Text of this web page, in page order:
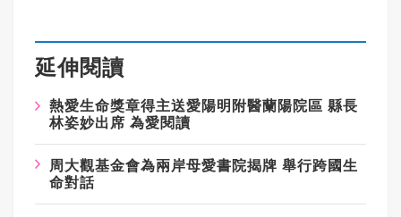
延伸閱讀
熱愛生命獎章得主送愛陽明附醫蘭陽院區 縣長
林姿妙出席 為愛閱讀
周大觀基金會為兩岸母愛書院揭牌 舉行跨國生
命對話